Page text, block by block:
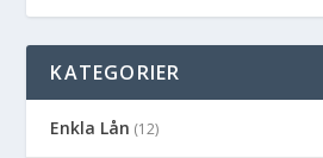
KATEGORIER
Enkla Lån (12)